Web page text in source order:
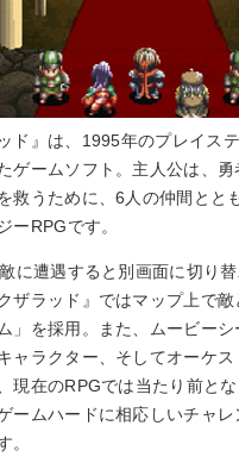
ド』は、1995年のプレイス
ゲームソフト。主人公は、勇
救うために、6人の仲間とと
ーRPGです。
に遭遇すると別画面に切り
ザラッド』ではマップ上で
」を採用。また、ムービー
ャラクター、そしてオーケ
現在のRPGでは当たり前と
ームハードに相応しいチャ
。